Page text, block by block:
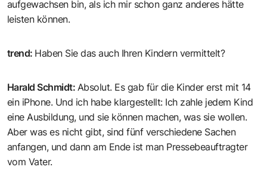
aufgewachsen bin, als ich mir schon ganz anderes hätte
leisten können.
trend: Haben Sie das auch Ihren Kindern vermittelt?
Harald Schmidt: Absolut. Es gab für die Kinder erst mit 14
ein iPhone. Und ich habe klargestellt: Ich zahle jedem Kind
eine Ausbildung, und sie können machen, was sie wollen.
Aber was es nicht gibt, sind fünf verschiedene Sachen
anfangen, und dann am Ende ist man Pressebeauftragter
vom Vater.